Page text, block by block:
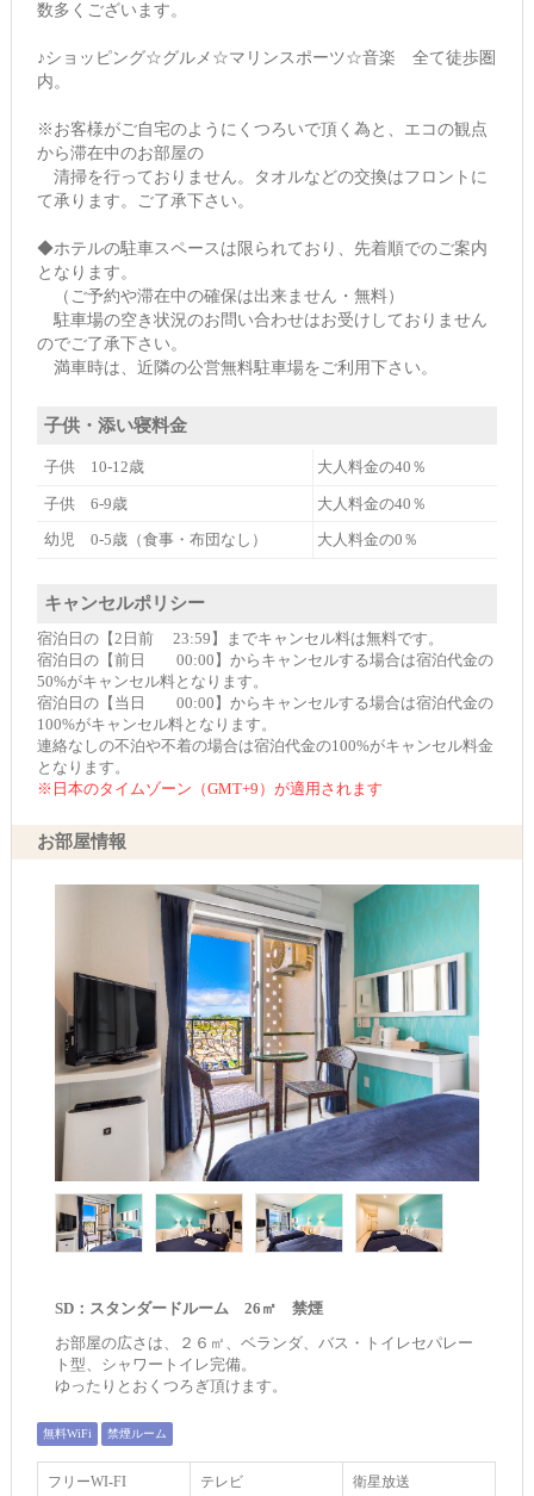
数多くございます。
♪ショッピング☆グルメ☆マリンスポーツ☆音楽 全て徒歩圏
内。
※お客様がご自宅のようにくつろいで頂く為と、エコの観点
から滞在中のお部屋の
清掃を行っておりません。タオルなどの交換はフロントに
て承ります。ご了承下さい。
◆ホテルの駐車スペースは限られており、先着順でのご案内
となります。
（ご予約や滞在中の確保は出来ません・無料）
駐車場の空き状況のお問い合わせはお受けしておりません
のでご了承下さい。
満車時は、近隣の公営無料駐車場をご利用下さい。
子供・添い寝料金
子供 10-12歳 大人料金の40％
子供 6-9歳 大人料金の40％
幼児 0-5歳（食事・布団なし） 大人料金の0％
キャンセルポリシー
宿泊日の【2日前 23:59】までキャンセル料は無料です。
宿泊日の【前日 00:00】からキャンセルする場合は宿泊代金の
50%がキャンセル料となります。
宿泊日の【当日 00:00】からキャンセルする場合は宿泊代金の
100%がキャンセル料となります。
連絡なしの不泊や不着の場合は宿泊代金の100%がキャンセル料金
となります。
※日本のタイムゾーン（GMT+9）が適用されます
お部屋情報
SD：スタンダードルーム 26㎡ 禁煙
お部屋の広さは、２６㎡、ベランダ、バス・トイレセパレー
ト型、シャワートイレ完備。
ゆったりとおくつろぎ頂けます。
無料WiFi 禁煙ルーム
フリーWI‐FI テレビ 衛星放送